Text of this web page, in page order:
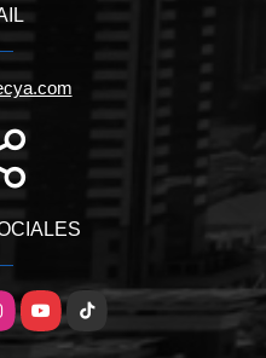
YouTubeTikTok